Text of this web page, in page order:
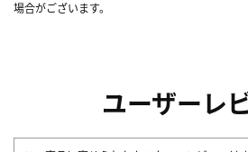
場合がございます。
ユーザーレ